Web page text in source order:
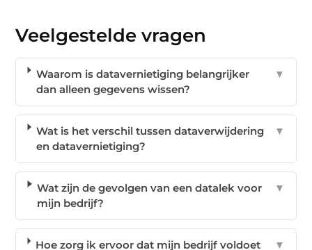
Veelgestelde vragen
Waarom is datavernietiging belangrijker
dan alleen gegevens wissen?
▼
Wat is het verschil tussen dataverwijdering
en datavernietiging?
▼
Wat zijn de gevolgen van een datalek voor
mijn bedrijf?
▼
Hoe zorg ik ervoor dat mijn bedrijf voldoet ▼